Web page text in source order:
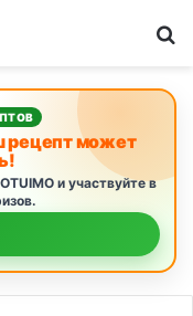
рецепт может
и участвуйте в